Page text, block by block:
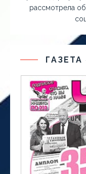
рассмотрела